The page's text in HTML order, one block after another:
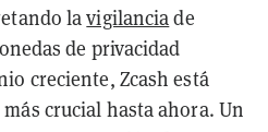
lavigilanciade
de privacidad
creciente, Zcash está
crucial hasta ahora. Un